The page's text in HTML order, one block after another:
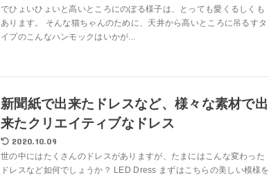
でひょいひょいと高いところにのぼる様子は、とっても愛くるしくも
あります。 そんな猫ちゃんのために、天井から高いところに吊るすタ
イプのこんなハンモックはいかが...
新聞紙で出来たドレスなど、様々な素材で出
来たクリエイティブなドレス
2020.10.09
世の中にはたくさんのドレスがありますが、たまにはこんな変わった
ドレスなど如何でしょうか？ LED Dress まずはこちらの美しい模様を